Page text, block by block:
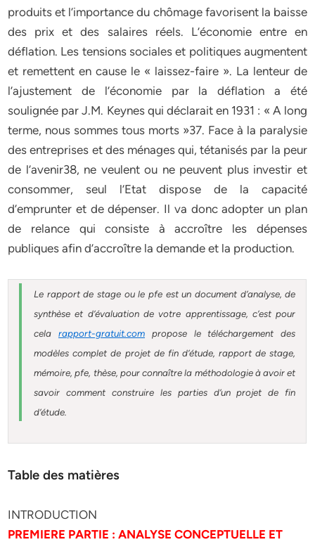
produits et l’importance du chômage favorisent la baisse
des prix et des salaires réels. L’économie entre en
déflation. Les tensions sociales et politiques augmentent
et remettent en cause le « laissez-faire ». La lenteur de
l’ajustement de l’économie par la déflation a été
soulignée par J.M. Keynes qui déclarait en 1931 : « A long
terme, nous sommes tous morts »37. Face à la paralysie
des entreprises et des ménages qui, tétanisés par la peur
de l’avenir38, ne veulent ou ne peuvent plus investir et
consommer, seul l’Etat dispose de la capacité
d’emprunter et de dépenser. Il va donc adopter un plan
de relance qui consiste à accroître les dépenses
publiques afin d’accroître la demande et la production.
Le rapport de stage ou le pfe est un document d’analyse, de
synthèse et d’évaluation de votre apprentissage, c’est pour
celarapport-gratuit.com propose le téléchargement des
modèles complet de projet de fin d’étude, rapport de stage,
mémoire, pfe, thèse, pour connaître la méthodologie à avoir et
savoir comment construire les parties d’un projet de fin
d’étude.
Table des matières
INTRODUCTION
PREMIERE PARTIE : ANALYSE CONCEPTUELLE ET